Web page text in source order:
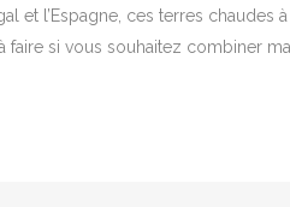
et l’Espagne, ces terres
faire si vous souhaitez combiner